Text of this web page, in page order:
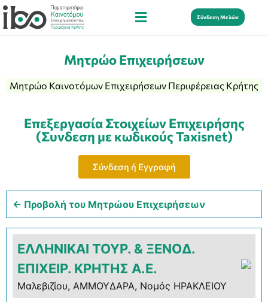
Σύνδεση Μελών
Μητρώο Επιχειρήσεων
Μητρώο Καινοτόμων Επιχειρήσεων Περιφέρειας Κρήτης
Επεξεργασία Στοιχείων Επιχειρήσης
(Συνδεση με κωδικούς Taxisnet)
Σύνδεση ή Εγγραφή
← Προβολή του Μητρώου Επιχειρήσεων
ΕΛΛΗΝΙΚΑΙ ΤΟΥΡ. & ΞΕΝΟΔ.
ΕΠΙΧΕΙΡ. ΚΡΗΤΗΣ Α.Ε.
Μαλεβιζίου, ΑΜΜΟΥΔΑΡΑ, Νομός ΗΡΑΚΛΕΙΟΥ